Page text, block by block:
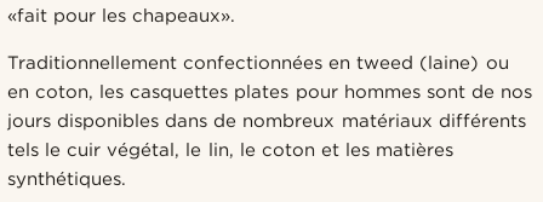
«fait pour les chapeaux».
Traditionnellement confectionnées en tweed (laine) ou
en coton, les casquettes plates pour hommes sont de nos
jours disponibles dans de nombreux matériaux différents
tels le cuir végétal, le lin, le coton et les matières
synthétiques.